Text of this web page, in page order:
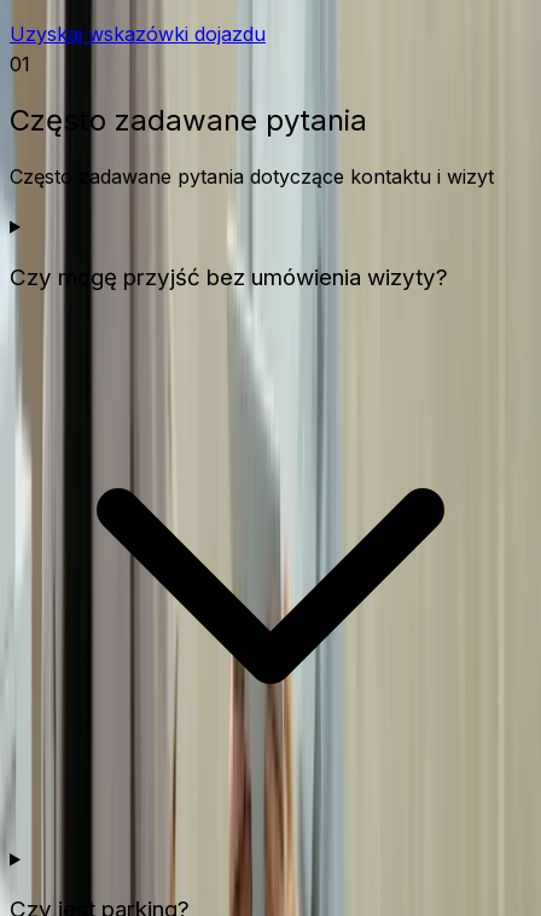
Uzyskaj wskazówki dojazdu
01
Często zadawane pytania
Często zadawane pytania dotyczące kontaktu i wizyt
Czy mogę przyjść bez umówienia wizyty?
Czy jest parking?